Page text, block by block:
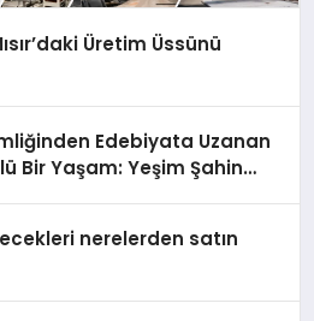
Üretim Üssünü
Edebiyata Uzanan
Bir Yaşam: Yeşim Şahin
nerelerden satın